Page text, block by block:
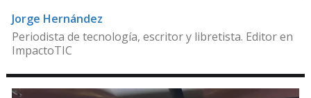
Jorge Hernández
Periodista de tecnología, escritor y libretista. Editor en
ImpactoTIC